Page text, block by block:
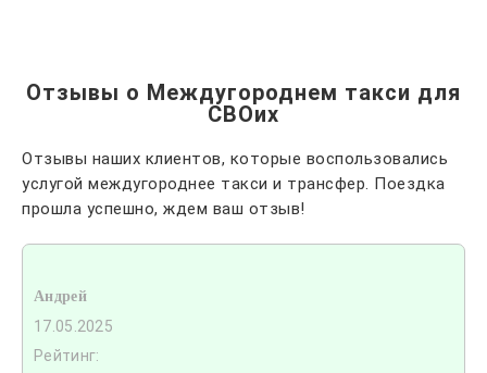
Отзывы о Междугороднем такси для
СВОих
Отзывы наших клиентов, которые воспользовались
услугой междугороднее такси и трансфер. Поездка
прошла успешно, ждем ваш отзыв!
Андрей
17.05.2025
Рейтинг: